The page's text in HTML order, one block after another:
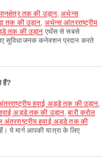
तक की उड़ान,अथेन्स
तक की उड़ान, अथेन्स आंतरराष्ट्रीय
तक की उड़ान एथेंस से सबसे
सुविधाजनक कनेक्शन प्रदान करते
हैं?
हवाई अड्डे तक की उड़ान,
हवाई अड्डे तक की उड़ान,बारी करोल
अंतरराष्ट्रीय हवाई अड्डे तक की
ये मार्ग आपकी यात्रा के लिए